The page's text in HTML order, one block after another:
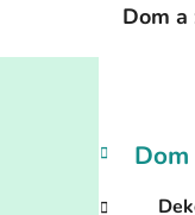
Dom a
B
č
Preskočiť
kategórie
K
a
Dom